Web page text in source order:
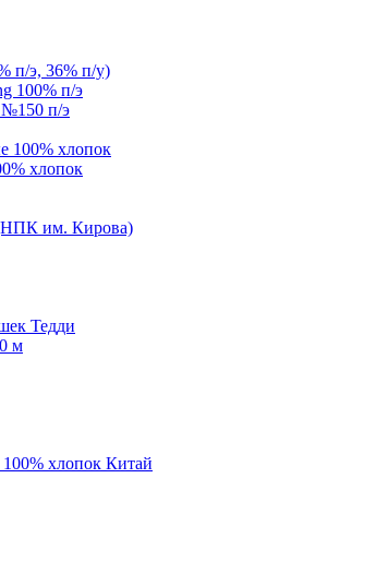
п/э, 36% п/у)
100% п/э
№150 п/э
100% хлопок
хлопок
им. Кирова)
Тедди
м
хлопок Китай